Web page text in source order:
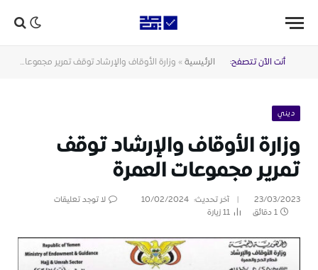
أنت الآن تتصفح: الرئيسية » وزارة الأوقاف والإرشاد توقف تمرير مجموعات العمرة
ديني
وزارة الأوقاف والإرشاد توقف
تمرير مجموعات العمرة
23/03/2023 آخر تحديث: 10/02/2024
لا توجد تعليقات
1 دقائق
11زيارة